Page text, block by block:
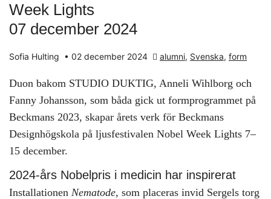
Week Lights
07 december 2024
Sofia Hulting • 02 december 2024 alumni, Svenska, form
Duon bakom STUDIO DUKTIG, Anneli Wihlborg och
Fanny Johansson, som båda gick ut formprogrammet på
Beckmans 2023, skapar årets verk för Beckmans
Designhögskola på ljusfestivalen Nobel Week Lights 7–
15 december.
2024-års Nobelpris i medicin har inspirerat
Installationen Nematode, som placeras invid Sergels torg